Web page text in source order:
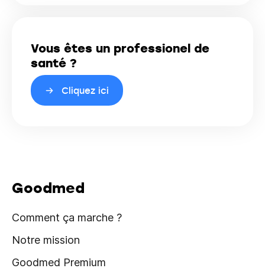
Vous êtes un professionel de
santé ?
Cliquez ici
Goodmed
Comment ça marche ?
Notre mission
Goodmed Premium